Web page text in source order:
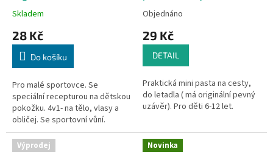
Skladem
28 Kč
Do košíku
Pro malé sportovce. Se
speciální recepturou na dětskou
pokožku. 4v1- na tělo, vlasy a
obličej. Se sportovní vůní.
ml
Objednáno
29 Kč
DETAIL
Praktická mini pasta na cesty,
do letadla ( má originální pevný
uzávěr). Pro děti 6-12 let.
Výprodej
Novinka